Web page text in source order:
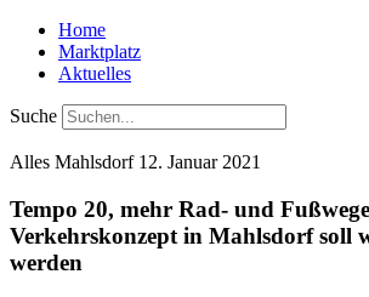
Home
Marktplatz
Aktuelles
Suche
Alles Mahlsdorf 12. Januar 2021
Tempo 20, mehr Rad- und
Verkehrskonzept in Mahlsdorf soll
werden